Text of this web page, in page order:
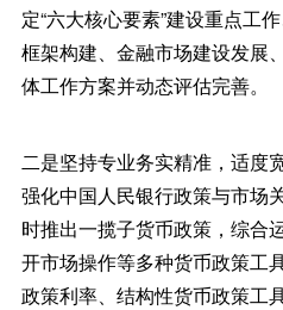
定“六大核心要素”建设重点工
框架构建、金融市场建设发展
体工作方案并动态评估完善。
二是坚持专业务实精准，适度
强化中国人民银行政策与市场
时推出一揽子货币政策，综合
开市场操作等多种货币政策工
政策利率、结构性货币政策工